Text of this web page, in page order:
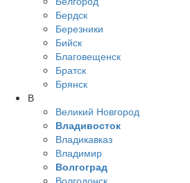
Бердск
Березники
Бийск
Благовещенск
Братск
Брянск
В
Великий Новгород
Владивосток
Владикавказ
Владимир
Волгоград
Волгодонск